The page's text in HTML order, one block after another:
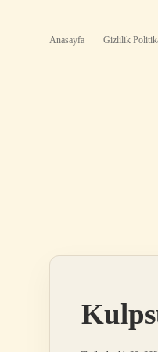
Anasayfa Gizlilik